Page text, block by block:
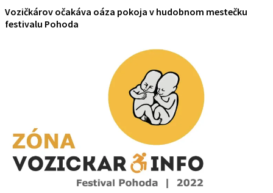
Vozičkárov očakáva oáza pokoja v hudobnom mestečku
festivalu Pohoda